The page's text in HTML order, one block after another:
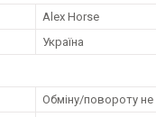
Alex Horse
Україна
Обміну/повороту не